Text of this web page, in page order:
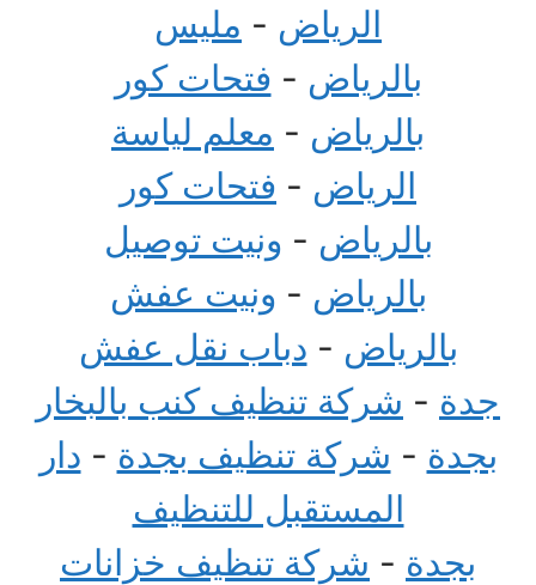
الرياض - مليس
بالرياض - فتحات كور
بالرياض - معلم لياسة
الرياض - فتحات كور
بالرياض - ونيت توصيل
بالرياض - ونيت عفش
بالرياض - دباب نقل عفش
جدة - شركة تنظيف كنب بالبخار
بجدة - شركة تنظيف بجدة - دار
المستقبل للتنظيف
بجدة - شركة تنظيف خزانات